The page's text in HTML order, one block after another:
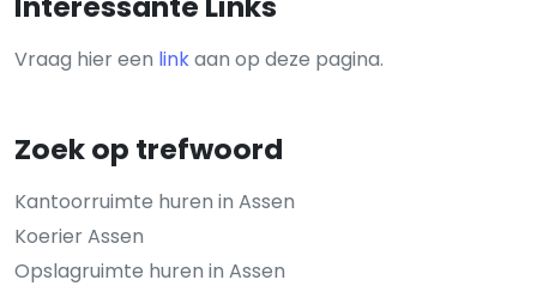
Vraag hier een linkaan op deze pagina.
Zoek op trefwoord
Kantoorruimte huren in Assen
Koerier Assen
Opslagruimte huren in Assen